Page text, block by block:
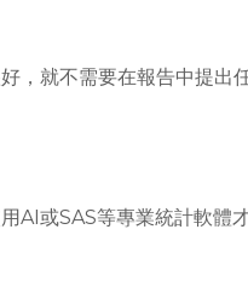
，就不需要在報告中提出
AI或SAS等專業統計軟體